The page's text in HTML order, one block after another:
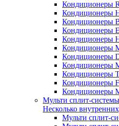
Кондиционеры
Кондиционеры
Кондиционеры
Кондиционеры
Кондиционеры
Кондиционеры
Кондиционеры
Кондиционеры
Кондиционеры
Кондиционеры
Кондиционеры
Мульти сплит-
Несколько
Мульти сплит-